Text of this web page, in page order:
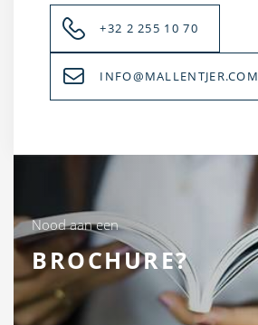
+32 2 255 10 70
INFO@MALLENTJER.COM
Nood aan een
BROCHURE?